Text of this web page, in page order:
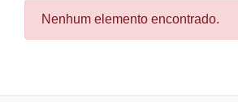
Nenhum elemento encontrado.